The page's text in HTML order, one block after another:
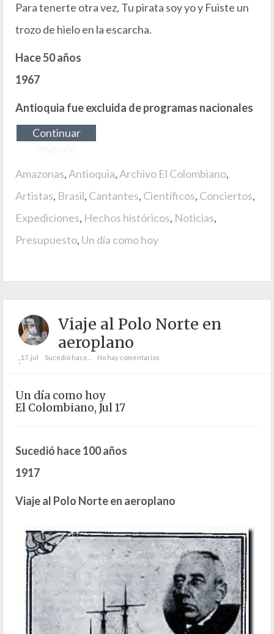
Para tenerte otra vez, Tu pirata soy yo y Fuiste un
trozo de hielo en la escarcha.
Hace 50 años
1967
Antioquia fue excluida de programas nacionales
Continuar
Amazonas,Antioquia,Archivo El Colombiano,
Artistas, Brasil, Cantantes, Científicos, Conciertos,
Expediciones, Hechos históricos, Noticias,
Presupuesto, Un día como hoy
Viaje al Polo Norte en
aeroplano
;17. jul Sucedió hace... No hay comentarios
Un día como hoy
El Colombiano, Jul 17
Sucedió hace 100 años
1917
Viaje al Polo Norte en aeroplano